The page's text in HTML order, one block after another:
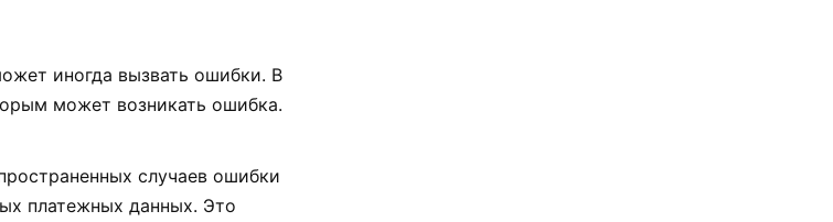
иногда вызвать ошибки. В
может возникать ошибка.
случаев ошибки
платежных данных. Это